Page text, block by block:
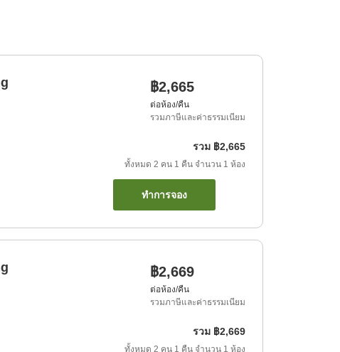
฿2,665
ต่อห้อง/คืน
รวมภาษีและค่าธรรมเนียม
รวม ฿2,665
ทั้งหมด 2 คน 1 คืน จำนวน 1 ห้อง
ทำการจอง
฿2,669
ต่อห้อง/คืน
รวมภาษีและค่าธรรมเนียม
รวม ฿2,669
ทั้งหมด 2 คน 1 คืน จำนวน 1 ห้อง